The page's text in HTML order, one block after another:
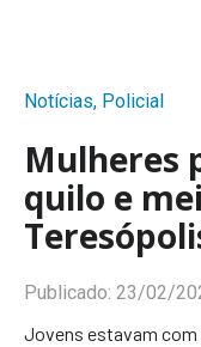
Notícias, Policial
Mulheres
quilo e
Publicado: 23/02/
Jovens estavam com